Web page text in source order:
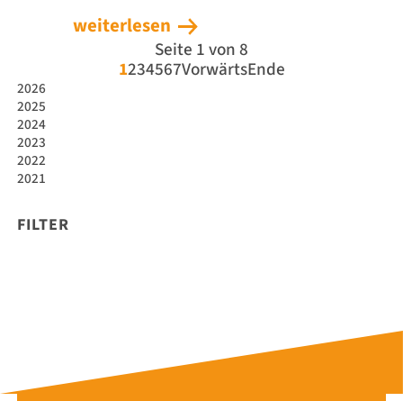
FILTER
2026
2025
2024
2023
2022
2021
weiterlesen
Seite 1 von 8
1234567VorwärtsEnde